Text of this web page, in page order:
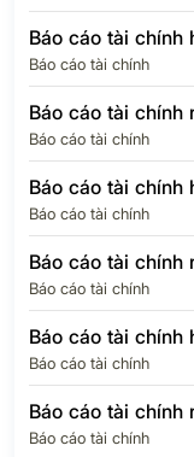
Báo cáo tài chính
Báo cáo tài chính
Báo cáo tài chính
Báo cáo tài chính
Báo cáo tài chính
Báo cáo tài chính
Báo cáo tài chính
Báo cáo tài chính
Báo cáo tài chính
Báo cáo tài chính
Báo cáo tài chính
Báo cáo tài chính